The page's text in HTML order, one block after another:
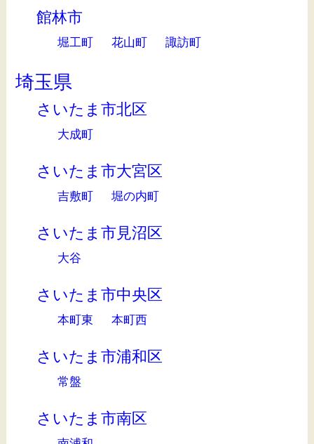
館林市
堀工町 花山町 諏訪町
埼玉県
さいたま市北区
大成町
さいたま市大宮区
吉敷町 堀の内町
さいたま市見沼区
大谷
さいたま市中央区
本町東 本町西
さいたま市浦和区
常盤
さいたま市南区